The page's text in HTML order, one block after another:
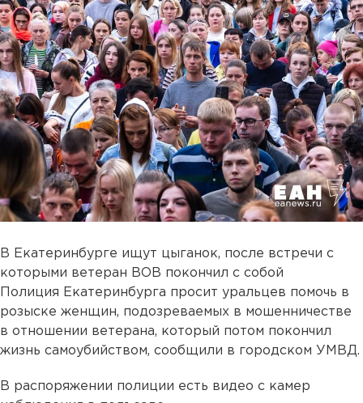
В Екатеринбурге ищут цыганок, после встречи с
которыми ветеран ВОВ покончил с собой
Полиция Екатеринбурга просит уральцев помочь в
розыске женщин, подозреваемых в мошенничестве
в отношении ветерана, который потом покончил
жизнь самоубийством, сообщили в городском УМВД.
В распоряжении полиции есть видео с камер